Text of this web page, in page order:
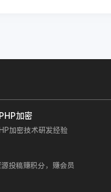
加密
加密技术研发经验
源投稿赚积分，赚会员